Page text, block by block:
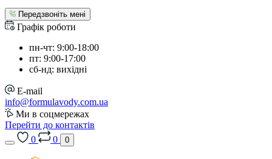
Передзвоніть мені
Графік роботи
пн-чт: 9:00-18:00
пт: 9:00-17:00
сб-нд: вихідні
E-mail
info@formulavody.com.ua
Ми в соцмережах
Перейти до контактів
0
0 0